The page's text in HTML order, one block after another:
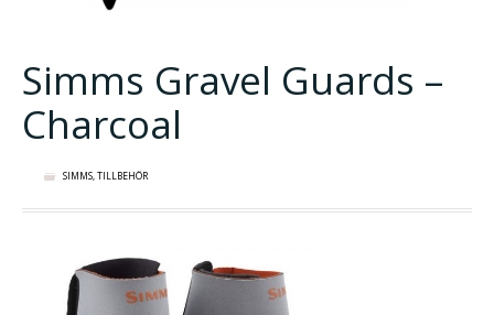
Simms Gravel Guards –
Charcoal
SIMMS,TILLBEHÖR